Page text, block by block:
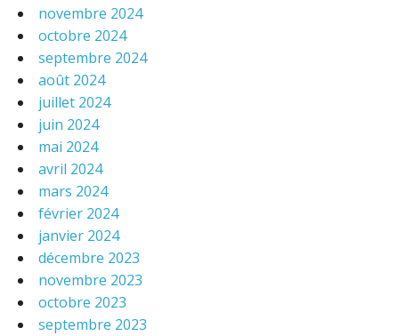
novembre 2024
octobre 2024
septembre 2024
août 2024
juillet 2024
juin 2024
mai 2024
avril 2024
mars 2024
février 2024
janvier 2024
décembre 2023
novembre 2023
octobre 2023
septembre 2023